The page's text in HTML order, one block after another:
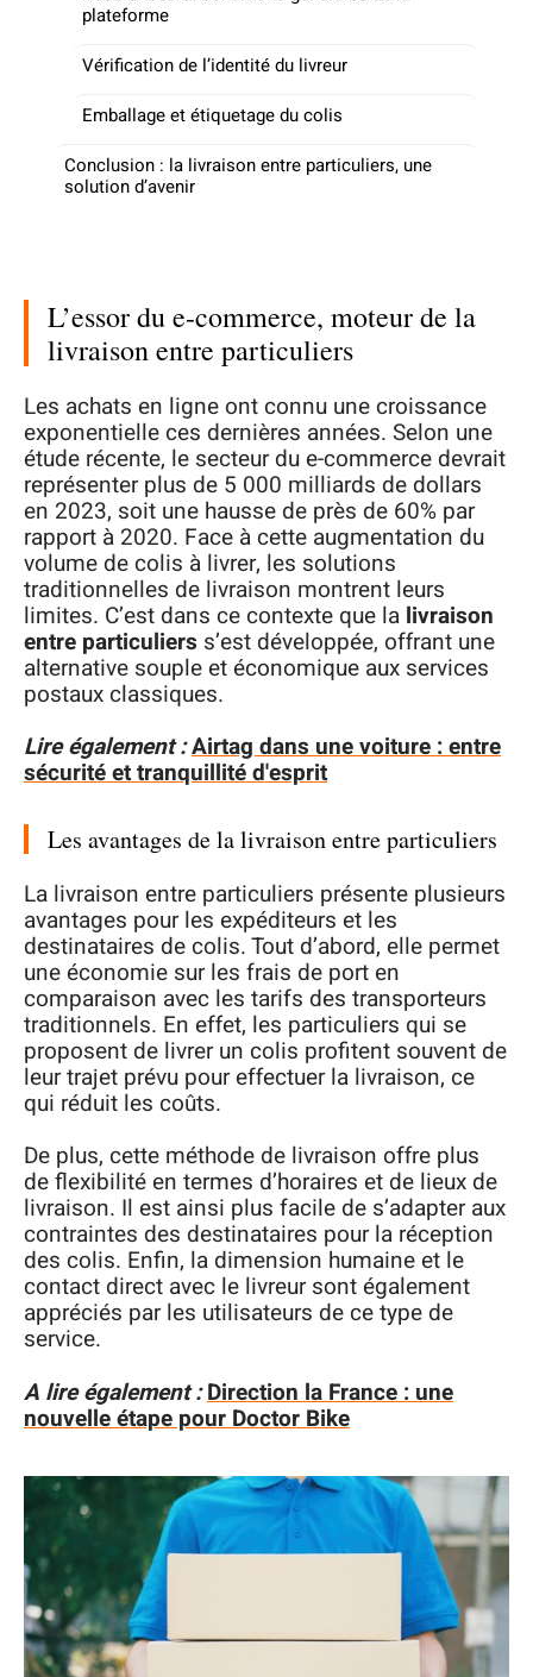
plateforme
Vérification de l’identité du livreur
Emballage et étiquetage du colis
Conclusion : la livraison entre particuliers, une
solution d’avenir
L’essor du e-commerce, moteur de la
livraison entre particuliers
Les achats en ligne ont connu une croissance
exponentielle ces dernières années. Selon une
étude récente, le secteur du e-commerce devrait
représenter plus de 5 000 milliards de dollars
en 2023, soit une hausse de près de 60% par
rapport à 2020. Face à cette augmentation du
volume de colis à livrer, les solutions
traditionnelles de livraison montrent leurs
limites. C’est dans ce contexte que la livraison
entre particuliers s’est développée, offrant une
alternative souple et économique aux services
postaux classiques.
Lire également :Airtag dans une voiture : entre
sécurité et tranquillité d'esprit
Les avantages de la livraison entre particuliers
La livraison entre particuliers présente plusieurs
avantages pour les expéditeurs et les
destinataires de colis. Tout d’abord, elle permet
une économie sur les frais de port en
comparaison avec les tarifs des transporteurs
traditionnels. En effet, les particuliers qui se
proposent de livrer un colis profitent souvent de
leur trajet prévu pour effectuer la livraison, ce
qui réduit les coûts.
De plus, cette méthode de livraison offre plus
de flexibilité en termes d’horaires et de lieux de
livraison. Il est ainsi plus facile de s’adapter aux
contraintes des destinataires pour la réception
des colis. Enfin, la dimension humaine et le
contact direct avec le livreur sont également
appréciés par les utilisateurs de ce type de
service.
A lire également : Direction la France : une
nouvelle étape pour Doctor Bike